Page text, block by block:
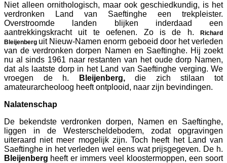
Niet alleen ornithologisch, maar ook geschiedkundig, is het
verdronken Land van Saeftinghe een trekpleister.
Overstroomde landen blijken inderdaad een
aantrekkingskracht uit te oefenen. Zo is de h.
Richard
Bleijenberg uit Nieuw-Namen enorm geboeid door het verleden
van de verdronken dorpen Namen en Saeftinghe. Hij zoekt
nu al sinds 1961 naar restanten van het oude dorp Namen,
dat als laatste dorp in het Land van Saeftinghe verging. We
vroegen de h.
Bleijenberg,die zich stilaan tot
amateurarcheoloog heeft ontplooid, naar zijn bevindingen.
Nalatenschap
De bekendste verdronken dorpen, Namen en Saeftinghe,
liggen in de Westerscheldebodem, zodat opgravingen
uiteraard niet meer mogelijk zijn. Toch heeft het Land van
Saeftinghe in het verleden wel eens wat prijsgegeven. De h.
Bleijenberg heeft er immers veel kloostermoppen, een soort